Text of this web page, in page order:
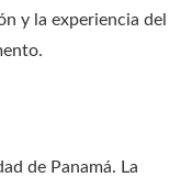
y la experiencia del
de Panamá. La